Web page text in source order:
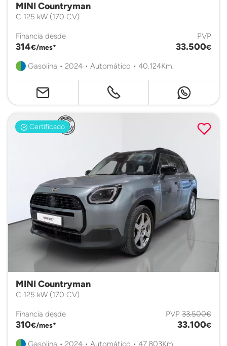
MINI Countryman
C 125 kW (170 CV)
Financia desde
314€/mes*
PVP
33.500€
Gasolina • 2024 • Automático • 40.124Km.
Certificado
MINI Countryman
C 125 kW (170 CV)
Financia desde
310€/mes*
PVP 33.500€
33.100€
Gasolina • 2024 • Automático • 47.803Km.